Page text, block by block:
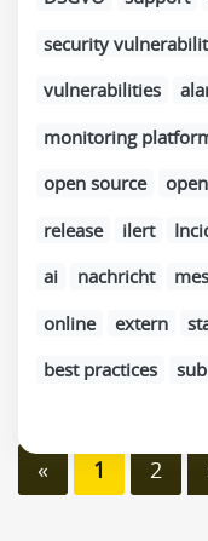
security
vulnerabilities
monitoring
open source
open
release
ilert
ai
nachricht
online
extern
best practices
« 1 2